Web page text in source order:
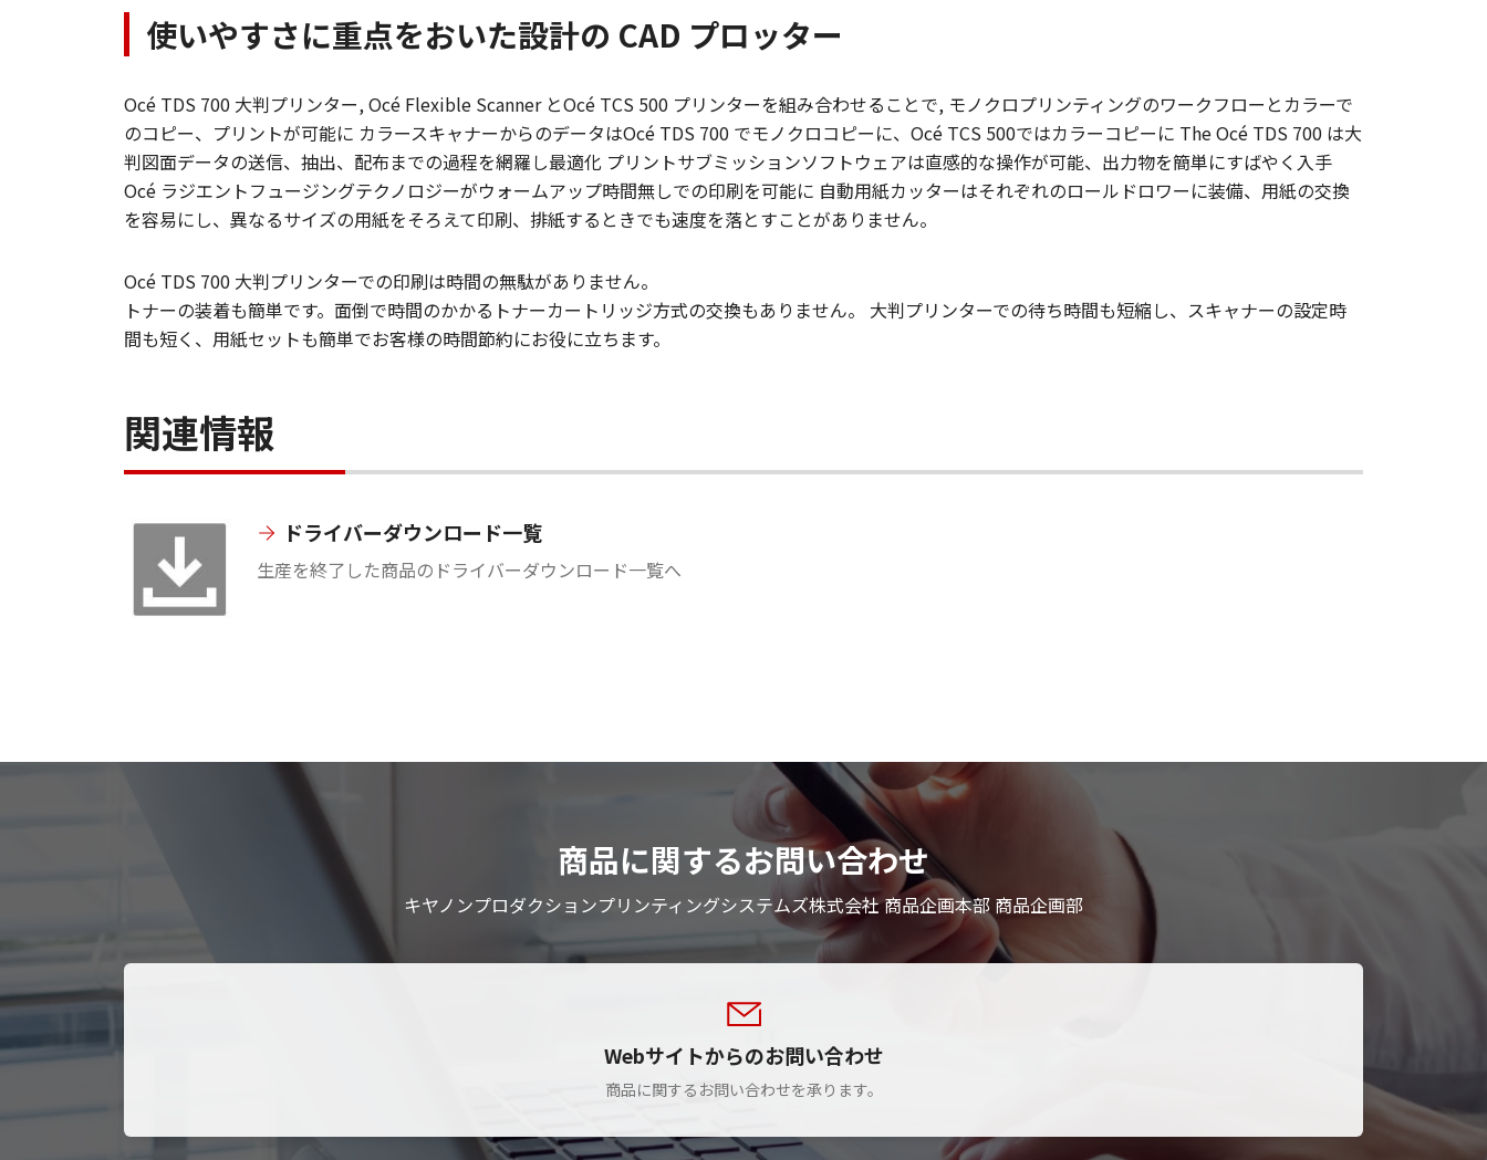
使いやすさに重点をおいた設計の CAD プロッター
Océ TDS 700 大判プリンター, Océ Flexible Scanner とOcé TCS 500 プリンターを組み合わせることで, モノクロプリンティングのワークフローとカラーで
のコピー、プリントが可能に カラースキャナーからのデータはOcé TDS 700 でモノクロコピーに、Océ TCS 500ではカラーコピーに The Océ TDS 700 は大
判図面データの送信、抽出、配布までの過程を網羅し最適化 プリントサブミッションソフトウェアは直感的な操作が可能、出力物を簡単にすばやく入手
Océ ラジエントフュージングテクノロジーがウォームアップ時間無しでの印刷を可能に 自動用紙カッターはそれぞれのロールドロワーに装備、用紙の交換
を容易にし、異なるサイズの用紙をそろえて印刷、排紙するときでも速度を落とすことがありません。
Océ TDS 700 大判プリンターでの印刷は時間の無駄がありません。
トナーの装着も簡単です。面倒で時間のかかるトナーカートリッジ方式の交換もありません。 大判プリンターでの待ち時間も短縮し、スキャナーの設定時
間も短く、用紙セットも簡単でお客様の時間節約にお役に立ちます。
関連情報
ドライバーダウンロード一覧
生産を終了した商品のドライバーダウンロード一覧へ
商品に関するお問い合わせ
キヤノンプロダクションプリンティングシステムズ株式会社 商品企画本部 商品企画部
Webサイトからのお問い合わせ
商品に関するお問い合わせを承ります。